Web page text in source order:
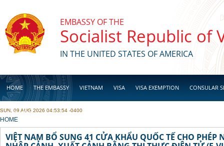
EMBASSY OF THE
Socialist Republic of
IN THE UNITED STATES OF AMERICA
HOME THE EMBASSY VIETNAM VISA VISA EXEMPTION CONSULAR
BUSINESS
SUN, 09 AUG 2026 04:53:54 -0400
YOU ARE HERE
HOME
VIỆT NAM BỔ SUNG 41 CỬA KHẨU QUỐC TẾ CHO